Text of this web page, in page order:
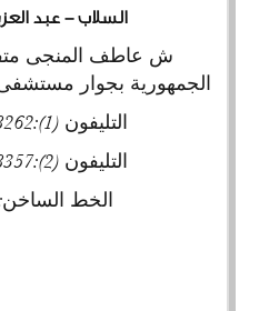
السلاب - عبد
ش عاطف المنجى
الجمهورية بجوار
التليفون (1):
التليفون (2):
الخط